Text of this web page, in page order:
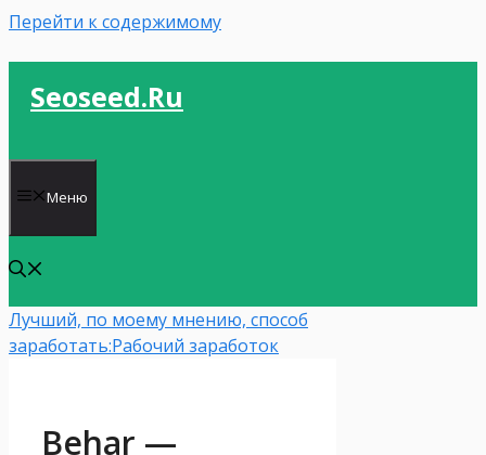
Перейти к содержимому
Seoseed.ru
Меню
Лучший, по моему мнению, способ
заработать:Рабочий заработок
Behar —